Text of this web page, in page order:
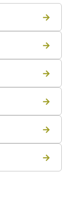
→
→
→
→
→
→